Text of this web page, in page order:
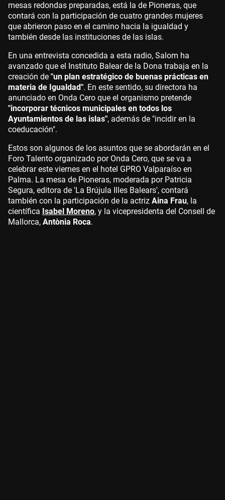
mesas redondas preparadas, está la de Pioneras, que
contará con la participación de cuatro grandes mujeres
que abrieron paso en el camino hacia la igualdad y
también desde las instituciones de las islas.
En una entrevista concedida a esta radio, Salom ha
avanzado que el Instituto Balear de la Dona trabaja en la
creación de "un plan estratégico de buenas prácticas en
materia de Igualdad". En este sentido, su directora ha
anunciado en Onda Cero que el organismo pretende
"incorporar técnicos municipales en todos los
Ayuntamientos de las islas", además de "incidir en la
coeducación".
Estos son algunos de los asuntos que se abordarán en el
Foro Talento organizado por Onda Cero, que se va a
celebrar este viernes en el hotel GPRO Valparaíso en
Palma. La mesa de Pioneras, moderada por Patricia
Segura, editora de 'La Brújula Illes Balears', contará
también con la participación de la actriz Aina Frau, la
científica Isabel Moreno, y la vicepresidenta del Consell de
Mallorca, Antònia Roca.